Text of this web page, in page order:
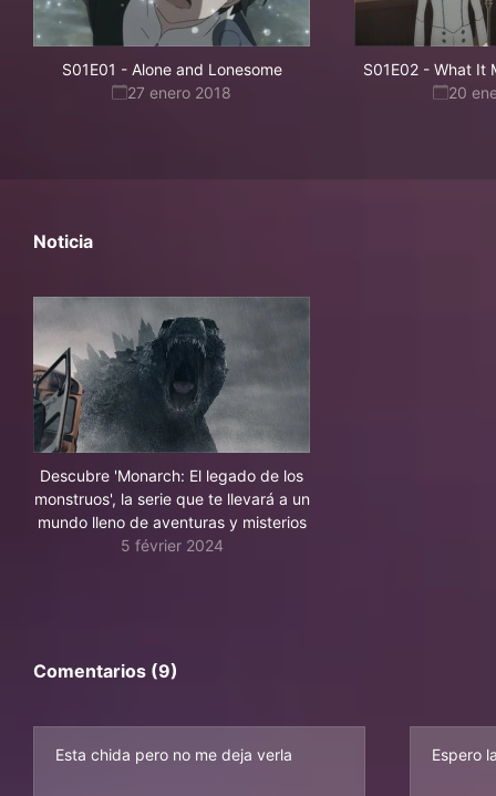
S01E01 - Alone and Lonesome
27 enero 2018
S01E02 - What It
20
Noticia
Descubre 'Monarch: El legado de los
monstruos', la serie que te llevará a un
mundo lleno de aventuras y misterios
5 février 2024
Comentarios (9)
Esta chida pero no me deja verla Espero